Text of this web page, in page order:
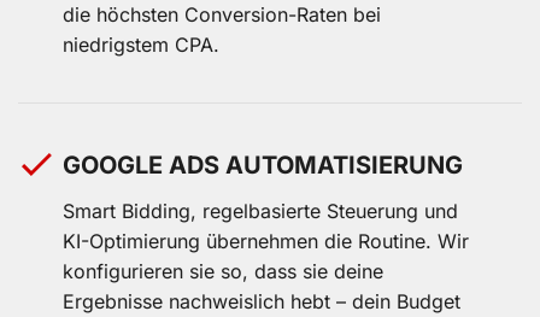
die höchsten Conversion-Raten bei
niedrigstem CPA.
GOOGLE ADS AUTOMATISIERUNG
Smart Bidding, regelbasierte Steuerung und
KI-Optimierung übernehmen die Routine. Wir
konfigurieren sie so, dass sie deine
Ergebnisse nachweislich hebt – dein Budget